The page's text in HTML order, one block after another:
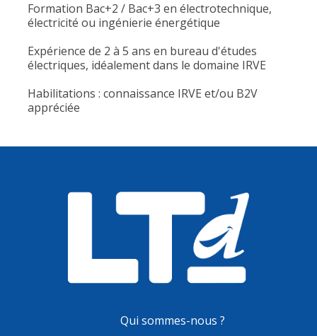
Formation Bac+2 / Bac+3 en électrotechnique,
électricité ou ingénierie énergétique
Expérience de 2 à 5 ans en bureau d'études
électriques, idéalement dans le domaine IRVE
Habilitations : connaissance IRVE et/ou B2V
appréciée
Qui sommes-nous ?